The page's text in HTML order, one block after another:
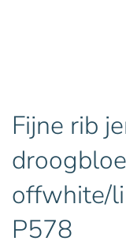
Fijne rib
offwhite/
P578